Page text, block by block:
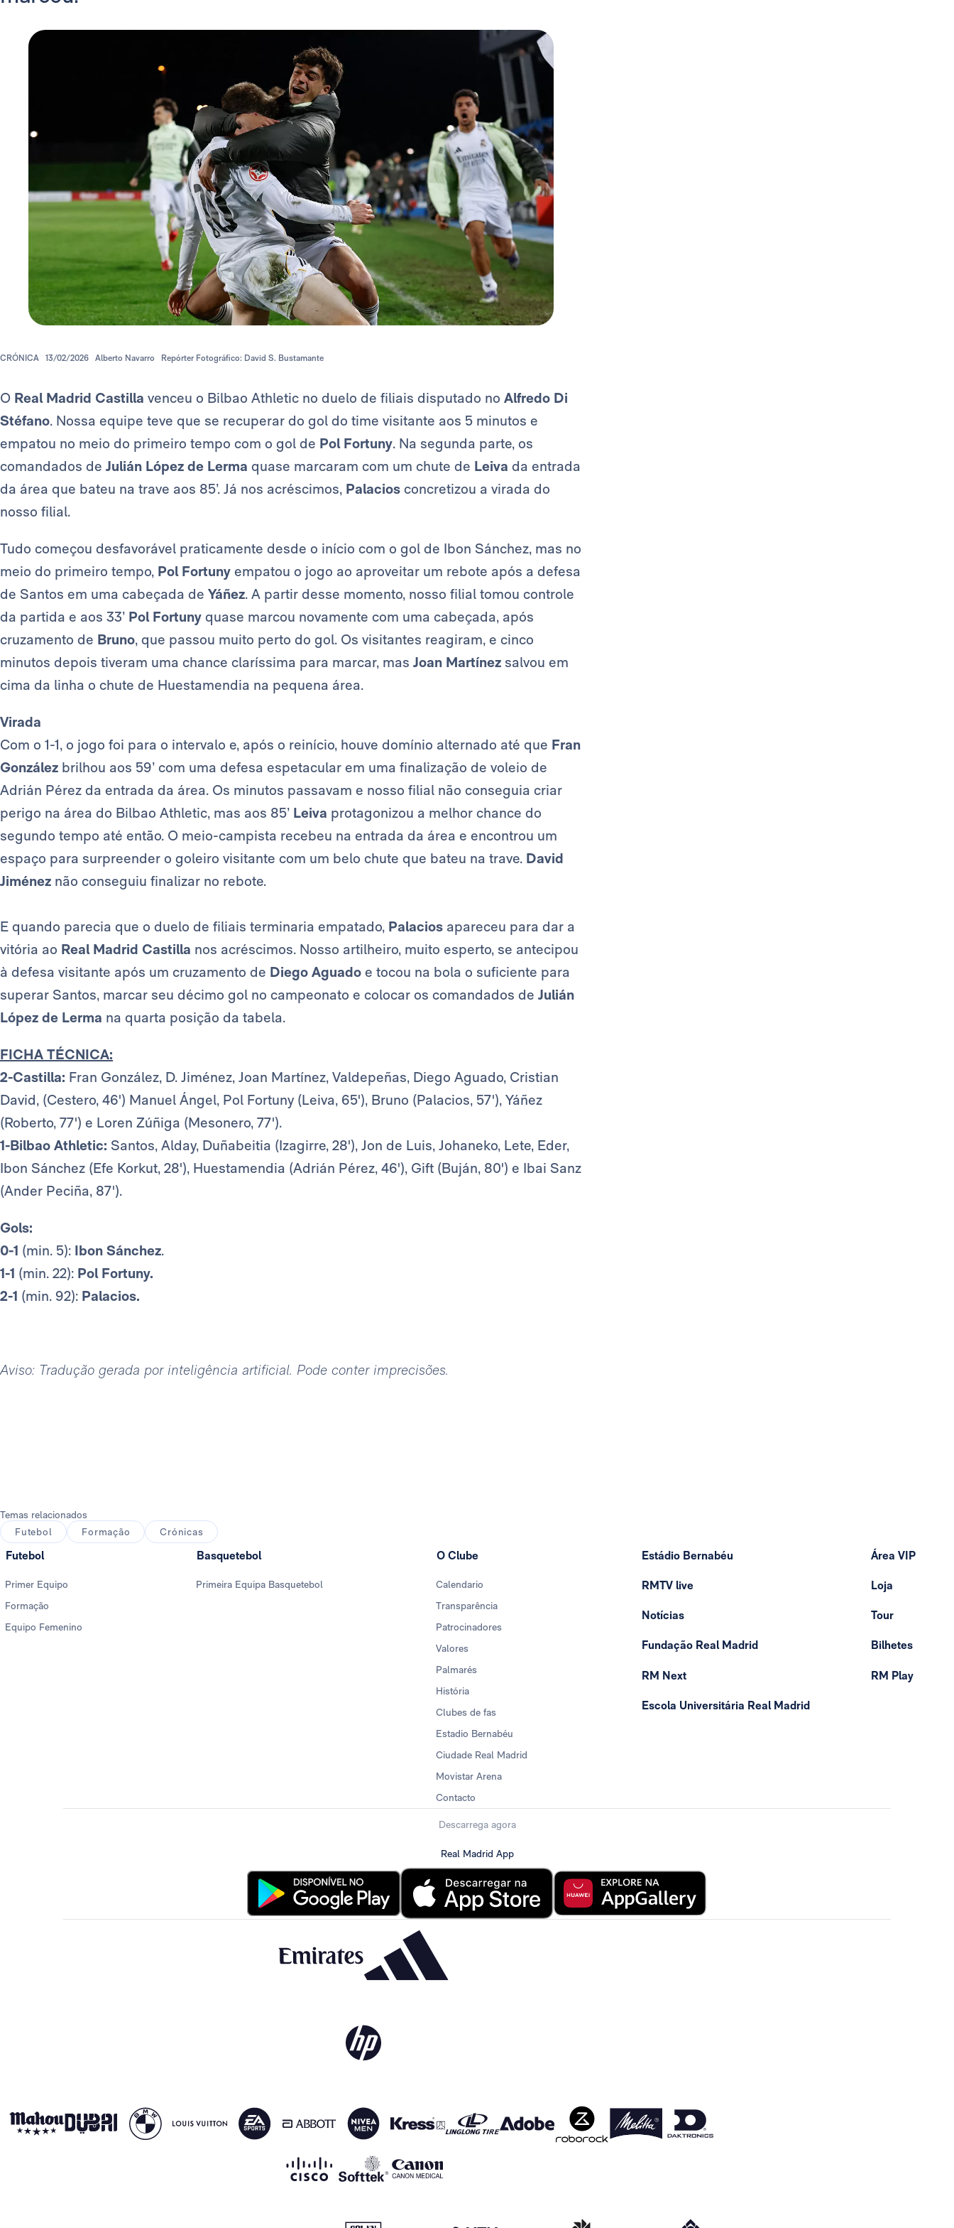
CRÓNICA 13/02/2026 Alberto Navarro Repórter Fotográfico: David S. Bustamante
O Real Madrid Castilla venceu o Bilbao Athletic no duelo de filiais disputado no Alfredo Di
Stéfano. Nossa equipe teve que se recuperar do gol do time visitante aos 5 minutos e
empatou no meio do primeiro tempo com o gol de Pol Fortuny. Na segunda parte, os
comandados de Julián López de Lerma quase marcaram com um chute de Leiva da entrada
da área que bateu na trave aos 85’. Já nos acréscimos, Palacios concretizou a virada do
nosso filial.
Tudo começou desfavorável praticamente desde o início com o gol de Ibon Sánchez, mas no
meio do primeiro tempo, Pol Fortuny empatou o jogo ao aproveitar um rebote após a defesa
de Santos em uma cabeçada de Yáñez. A partir desse momento, nosso filial tomou controle
da partida e aos 33’ Pol Fortuny quase marcou novamente com uma cabeçada, após
cruzamento de Bruno, que passou muito perto do gol. Os visitantes reagiram, e cinco
minutos depois tiveram uma chance claríssima para marcar, mas Joan Martínez salvou em
cima da linha o chute de Huestamendia na pequena área.
Virada
Com o 1-1, o jogo foi para o intervalo e, após o reinício, houve domínio alternado até que Fran
González brilhou aos 59’ com uma defesa espetacular em uma finalização de voleio de
Adrián Pérez da entrada da área. Os minutos passavam e nosso filial não conseguia criar
perigo na área do Bilbao Athletic, mas aos 85’ Leiva protagonizou a melhor chance do
segundo tempo até então. O meio-campista recebeu na entrada da área e encontrou um
espaço para surpreender o goleiro visitante com um belo chute que bateu na trave. David
Jiménez não conseguiu finalizar no rebote.
E quando parecia que o duelo de filiais terminaria empatado, Palacios apareceu para dar a
vitória ao Real Madrid Castilla nos acréscimos. Nosso artilheiro, muito esperto, se antecipou
à defesa visitante após um cruzamento de Diego Aguado e tocou na bola o suficiente para
superar Santos, marcar seu décimo gol no campeonato e colocar os comandados de Julián
López de Lerma na quarta posição da tabela.
FICHA TÉCNICA:
2-Castilla: Fran González, D. Jiménez, Joan Martínez, Valdepeñas, Diego Aguado, Cristian
David, (Cestero, 46') Manuel Ángel, Pol Fortuny (Leiva, 65'), Bruno (Palacios, 57'), Yáñez
(Roberto, 77') e Loren Zúñiga (Mesonero, 77').
1-Bilbao Athletic: Santos, Alday, Duñabeitia (Izagirre, 28'), Jon de Luis, Johaneko, Lete, Eder,
Ibon Sánchez (Efe Korkut, 28'), Huestamendia (Adrián Pérez, 46'), Gift (Buján, 80') e Ibai Sanz
(Ander Peciña, 87').
Gols:
0-1 (min. 5): Ibon Sánchez.
1-1 (min. 22): Pol Fortuny.
2-1 (min. 92): Palacios.
Aviso: Tradução gerada por inteligência artificial. Pode conter imprecisões.
Temas relacionados
Futebol
Formação Crónicas
Futebol
Primer Equipo
Formação
Equipo Femenino
Basquetebol
Primeira Equipa Basquetebol
O Clube
Calendario
Transparência
Patrocinadores
Valores
Palmarés
História
Clubes de fas
Estadio Bernabéu
Ciudade Real Madrid
Movistar Arena
Contacto
Estádio Bernabéu
RMTV live
Notícias
Fundação Real Madrid
RM Next
Escola Universitária Real Madrid
Área VIP
Loja
Tour
Bilhetes
RM Play
Descarrega agora
Real Madrid App